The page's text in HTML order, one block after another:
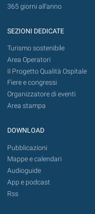
365 giorni all’anno
SEZIONI DEDICATE
Turismo sostenibile
Area Operatori
Il Progetto Qualità Ospitale
Fiere e congressi
Organizzatore di eventi
Area stampa
DOWNLOAD
Pubblicazioni
Mappe e calendari
Audioguide
App e podcast
Rss